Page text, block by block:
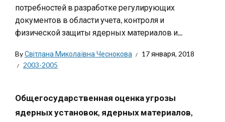
потребностей в разработке регулирующих
документов в области учета, контроля и
физической защиты ядерных материалов и...
ByСвітлана Миколаївна Чеснокова
17 января, 2018
2003-2005
Общегосударственная оценка угрозы
ядерных установок, ядерных материалов,